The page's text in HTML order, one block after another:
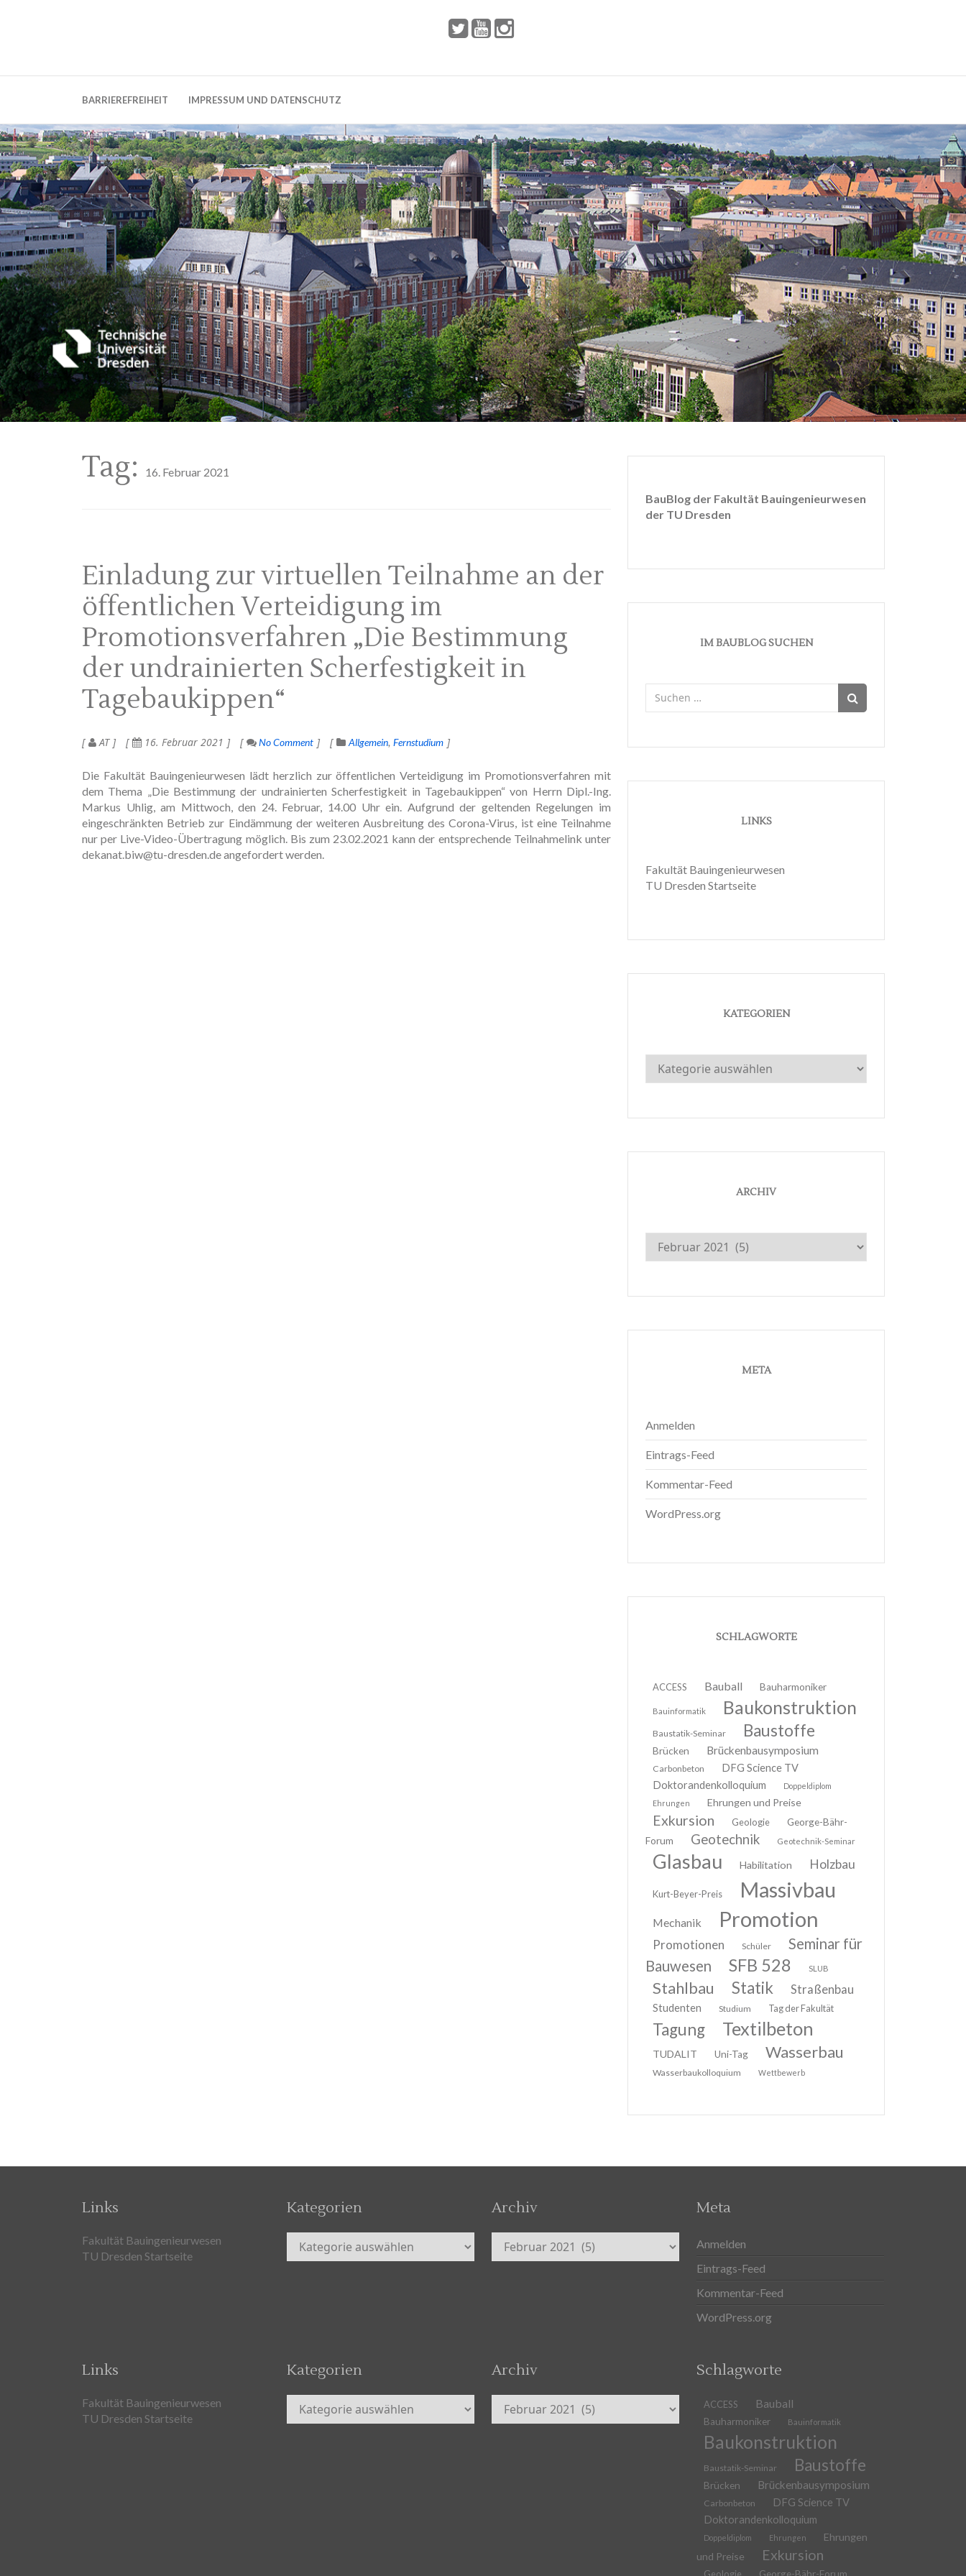
BARRIEREFREIHEIT IMPRESSUM UND DATENSCHUTZ
Tag: 16. Februar 2021
Einladung zur virtuellen Teilnahme an der
öffentlichen Verteidigung im
Promotionsverfahren „Die Bestimmung
der undrainierten Scherfestigkeit in
Tagebaukippen“
AT 16. Februar 2021 No Comment Allgemein Fernstudium
Die Fakultät Bauingenieurwesen lädt herzlich zur öffentlichen Verteidigung im Promotionsverfahren mit
dem Thema „Die Bestimmung der undrainierten Scherfestigkeit in Tagebaukippen“ von Herrn Dipl.-Ing.
Markus Uhlig, am Mittwoch, den 24. Februar, 14.00 Uhr ein. Aufgrund der geltenden Regelungen im
eingeschränkten Betrieb zur Eindämmung der weiteren Ausbreitung des Corona-Virus, ist eine Teilnahme
nur per Live-Video-Übertragung möglich. Bis zum 23.02.2021 kann der entsprechende Teilnahmelink unter
dekanat.biw@tu-dresden.de angefordert werden.
BauBlog der Fakultät Bauingenieurwesen
der TU Dresden
IM BAUBLOG SUCHEN
nach:
LINKS
Fakultät Bauingenieurwesen
TU Dresden Startseite
KATEGORIEN
Kategorien
ARCHIV
Archiv
META
Anmelden
Eintrags-Feed
Kommentar-Feed
WordPress.org
SCHLAGWORTE
ACCESS Bauball Bauharmoniker
Bauinformatik Baukonstruktion
Baustatik-Seminar Baustoffe
Brücken Brückenbausymposium
Carbonbeton
DFG Science TV
Doktorandenkolloquium
Doppeldiplom
Ehrungen
Ehrungen und Preise
Exkursion Geologie
George-Bähr-
Forum
Geotechnik Geotechnik-Seminar
Glasbau Habilitation Holzbau
Kurt-Beyer-Preis Massivbau
Mechanik Promotion
Promotionen Schüler
Seminar für
Bauwesen
SFB 528 SLUB
Stahlbau Statik Straßenbau
Studenten Studium Tag der Fakultät
Tagung Textilbeton
TUDALIT Uni-Tag Wasserbau
Wasserbaukolloquium Wettbewerb
Links
Fakultät Bauingenieurwesen
TU Dresden Startseite
Kategorien
Kategorien
Archiv
Archiv
Meta
Anmelden
Eintrags-Feed
Kommentar-Feed
WordPress.org
Links
Fakultät Bauingenieurwesen
TU Dresden Startseite
Kategorien
Kategorien
Archiv
Archiv
Schlagworte
ACCESS Bauball
Bauharmoniker Bauinformatik
Baukonstruktion
Baustatik-Seminar Baustoffe
Brücken Brückenbausymposium
Carbonbeton
DFG Science TV
Doktorandenkolloquium
Doppeldiplom Ehrungen
Ehrungen
und Preise
Exkursion
Geologie George-Bähr-Forum